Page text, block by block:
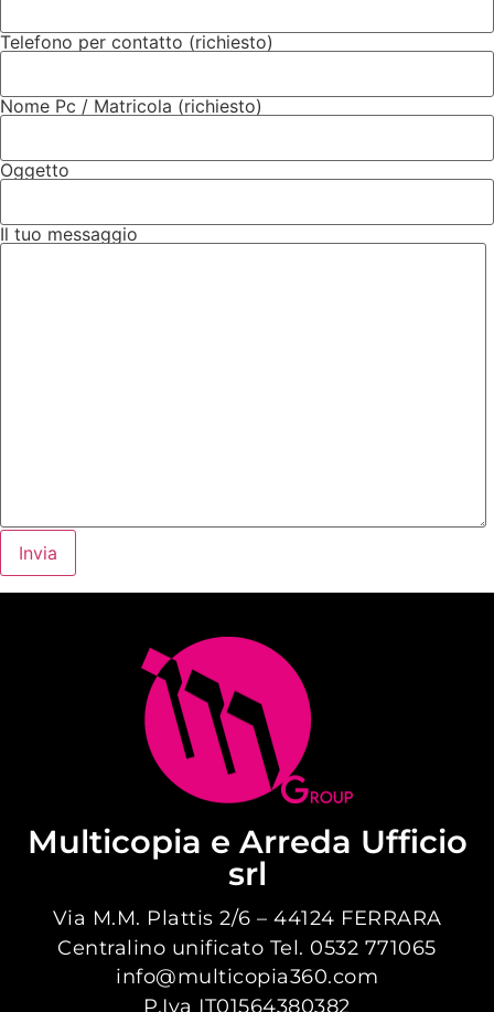
Telefono per contatto (richiesto)
Nome Pc / Matricola (richiesto)
Oggetto
Il tuo messaggio
Multicopia e Arreda Ufficio
srl
Via M.M. Plattis 2/6 – 44124 FERRARA
Centralino unificato Tel. 0532 771065
info@multicopia360.com
P.Iva IT01564380382